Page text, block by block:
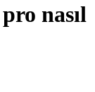
nasıl